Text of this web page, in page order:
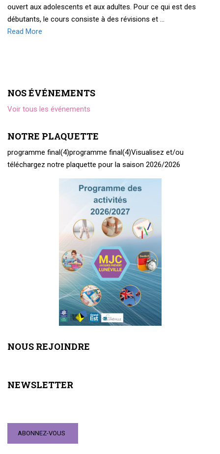
ouvert aux adolescents et aux adultes. Pour ce qui est des
débutants, le cours consiste à des révisions et …
Read More
NOS ÉVÉNEMENTS
Voir tous les événements
NOTRE PLAQUETTE
programme final(4)programme final(4)Visualisez et/ou
téléchargez notre plaquette pour la saison 2026/2026
NOUS REJOINDRE
NEWSLETTER